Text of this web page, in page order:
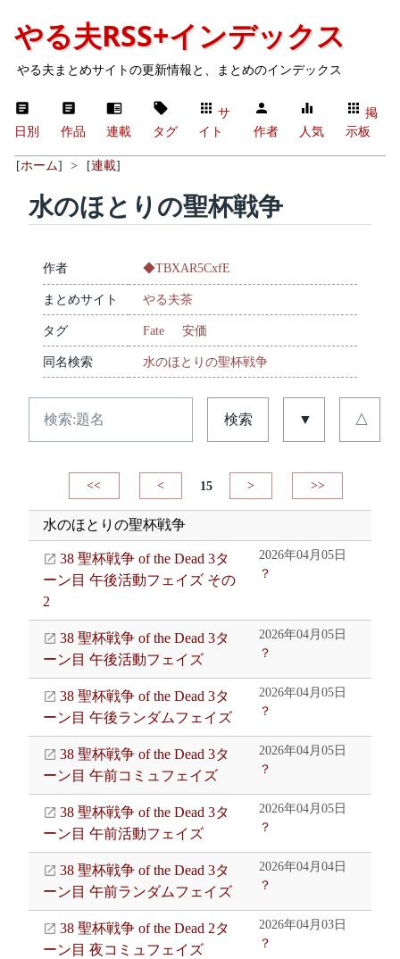
やる夫RSS+インデックス
やる夫まとめサイトの更新情報と、まとめのインデックス
日別 作品 連載 タグ
サ
イト
作者 人気
掲
示板
[ホーム] > [連載]
水のほとりの聖杯戦争
作者 ◆TBXAR5CxfE
まとめサイト やる夫茶
タグ Fate 安価
同名検索 水のほとりの聖杯戦争
検索 ▼ △
<< < 15 > >>
水のほとりの聖杯戦争
38 聖杯戦争 of the Dead 3タ
ーン目 午後活動フェイズ その
2
2026年04月05日
？
38 聖杯戦争 of the Dead 3タ
ーン目 午後活動フェイズ
2026年04月05日
？
38 聖杯戦争 of the Dead 3タ
ーン目 午後ランダムフェイズ
2026年04月05日
？
38 聖杯戦争 of the Dead 3タ
ーン目 午前コミュフェイズ
2026年04月05日
？
38 聖杯戦争 of the Dead 3タ
ーン目 午前活動フェイズ
2026年04月05日
？
38 聖杯戦争 of the Dead 3タ
ーン目 午前ランダムフェイズ
2026年04月04日
？
38 聖杯戦争 of the Dead 2タ
ーン目 夜コミュフェイズ
2026年04月03日
？